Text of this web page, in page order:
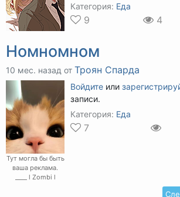
Категория: Еда
9 4
Номномном
10 мес. назад от Троян Спарда
Тут могла бы быть
ваша реклама.
____ l Zombi l
Войдите или
записи.
Категория: Еда
7